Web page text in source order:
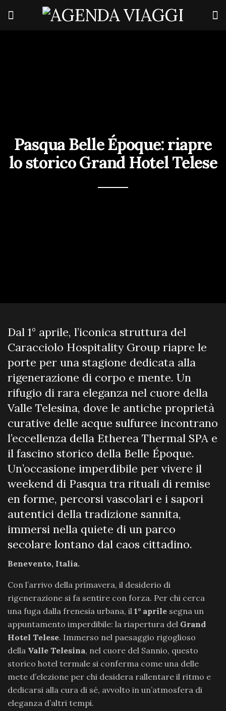
Pasqua Belle Époque: riapre
lo storico Grand Hotel Telese
Dal 1° aprile, l’iconica struttura del
Caracciolo Hospitality Group riapre le
porte per una stagione dedicata alla
rigenerazione di corpo e mente. Un
rifugio di rara eleganza nel cuore della
Valle Telesina, dove le antiche proprietà
curative delle acque sulfuree incontrano
l’eccellenza della Etherea Thermal SPA e
il fascino storico della Belle Époque.
Un’occasione imperdibile per vivere il
weekend di Pasqua tra rituali di remise
en forme, percorsi vascolari e i sapori
autentici della tradizione sannita,
immersi nella quiete di un parco
secolare lontano dal caos cittadino.
Benevento, Italia.
Con l’arrivo della primavera, il desiderio di
rigenerazione si fa sentire con forza. Per chi cerca
una fuga dalla frenesia urbana, il 1° aprile segna un
appuntamento imperdibile: la riapertura del Grand
Hotel Telese. Immerso nel paesaggio rigoglioso
della Valle Telesina, nel cuore del Sannio, questo
storico hotel termale si conferma come una delle
mete d’elezione per chi desidera rallentare il ritmo e
dedicarsi alla cura di sé, avvolto in un’atmosfera di
eleganza d’altri tempi.